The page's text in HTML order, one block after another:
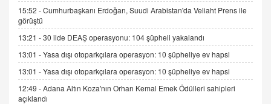
15.09.2025 16:17
SEHER EREK
Kış Ayları Geldi, Hangi Önlemler Alınmalı?
9.12.2025 10:11
İNCİ GÜL AKÖL
15:52 -Cumhurbaşkanı Erdoğan, Suudi Arabistan'da Veliaht Prens ile
görüştü
13:21 -30 ilde DEAŞ operasyonu: 104 şüpheli yakalandı
13:01 -Yasa dışı otoparkçılara operasyon: 10 şüpheliye ev hapsi
13:01 -Yasa dışı otoparkçılara operasyon: 10 şüpheliye ev hapsi
12:49 -Adana Altın Koza'nın Orhan Kemal Emek Ödülleri sahipleri
açıklandı